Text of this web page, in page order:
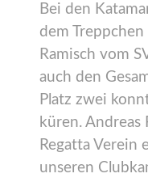
Bei den
dem
Ramisch vom
auch den
Platz zwei
küren. Andreas
Regatta Verein
unseren